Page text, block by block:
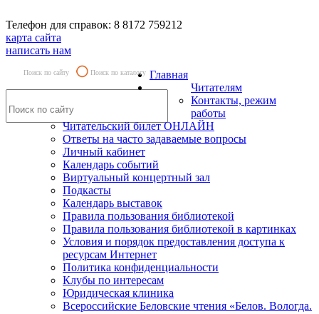
Телефон для справок: 8 8172 759212
карта сайта
написать нам
Поиск по сайту Поиск по каталогу Главная
Читателям
Контакты, режим
работы
Читательский билет ОНЛАЙН
Ответы на часто задаваемые вопросы
Личный кабинет
Календарь событий
Виртуальный концертный зал
Подкасты
Календарь выставок
Правила пользования библиотекой
Правила пользования библиотекой в картинках
Условия и порядок предоставления доступа к
ресурсам Интернет
Политика конфиденциальности
Клубы по интересам
Юридическая клиника
Всероссийские Беловские чтения «Белов. Вологда.